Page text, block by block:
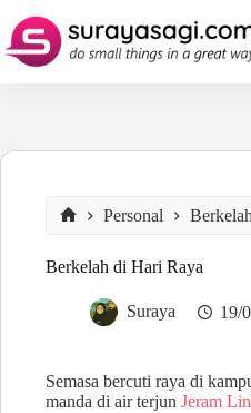
content
Personal
Berkelah di Hari Raya
Suraya 19/
Semasa bercuti raya di
manda di air terjun Jeram